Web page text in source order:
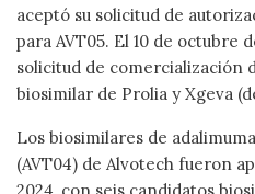
aceptó su solicitud de
para AVT05. El 10 de octubre
solicitud de comercialización
biosimilar de Prolia y Xgeva
Los biosimilares de
(AVT04) de Alvotech fueron
2024, con seis candidatos